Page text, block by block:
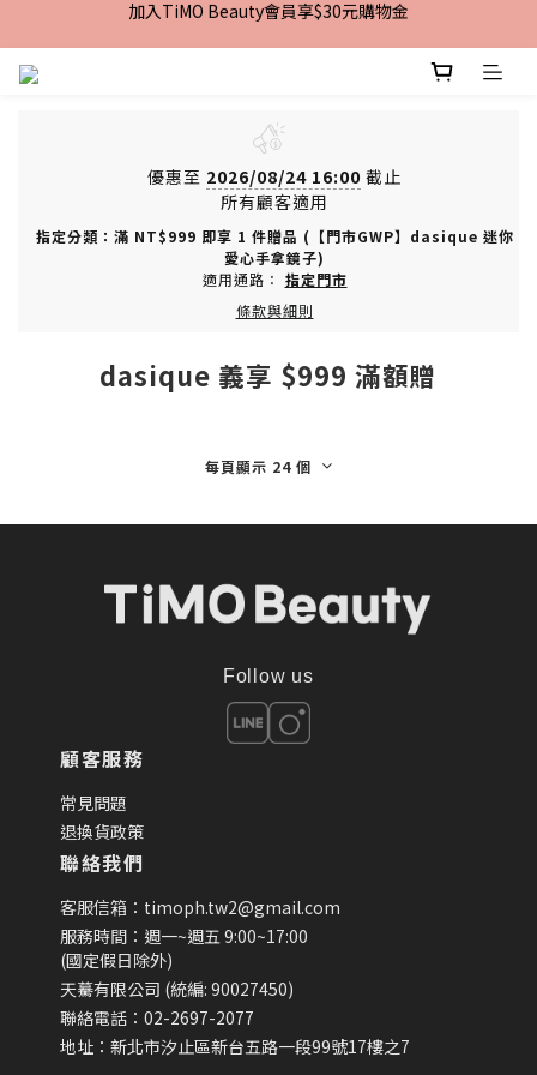
加入TiMO Beauty會員享$30元購物金
加入TiMO Beauty會員享$30元購物金
宅配｜台灣本島滿$2,499免運 | 台灣離島滿$2,999免運
加入TiMO Beauty會員享$30元購物金
優惠至 2026/08/24 16:00 截止
所有顧客適用
指定分類：滿 NT$999 即享 1 件贈品 (【門市GWP】dasique 迷你
愛心手拿鏡子)
適用通路： 指定門市
條款與細則
dasique 義享 $999 滿額贈
每頁顯示 24 個
Follow us
顧客服務
常見問題
退換貨政策
聯絡我們
客服信箱：timoph.tw2@gmail.com
服務時間：週一~週五 9:00~17:00
(國定假日除外)
天驀有限公司 (統編: 90027450)
聯絡電話：02-2697-2077
地址：新北市汐止區新台五路一段99號17樓之7